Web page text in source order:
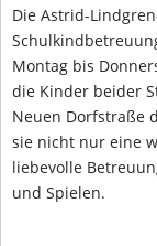
Die Astrid-
Montag bis
die Kinder beider
Neuen Dorfstraße
sie nicht nur eine
liebevolle
und Spielen.